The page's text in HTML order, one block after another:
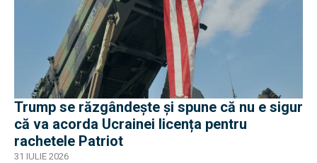
Trump se răzgândește și spune că nu e sigur
că va acorda Ucrainei licența pentru
rachetele Patriot
31 IULIE 2026